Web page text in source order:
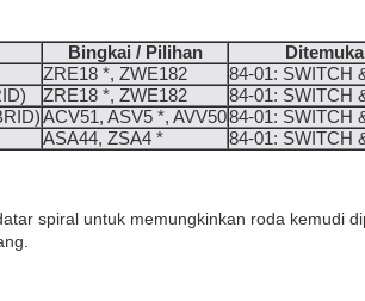
Bingkai / Pilihan
ZRE18 *, ZWE182
84-01: SWITCH
ZRE18 *, ZWE182
84-01: SWITCH
ACV51, ASV5 *, AVV5084-01: SWITCH
ASA44, ZSA4 * 84-01: SWITCH
spiral untuk memungkinkan roda kemudi